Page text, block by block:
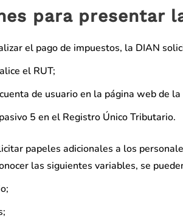
para presentar
el pago de impuestos, la DIAN
el RUT;
de usuario en la página web de la
5 en el Registro Único Tributario.
papeles adicionales a los
las siguientes variables, se